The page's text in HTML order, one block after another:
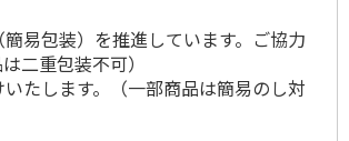
易包装）を推進しています。ご協力
二重包装不可）
たします。（一部商品は簡易のし対